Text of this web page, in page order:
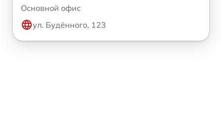
Основной офис
ул. Будённого, 123